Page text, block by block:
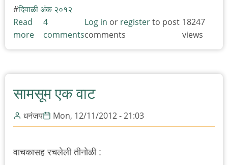
दिवाळी अंक २०१२
Read
more about
"कंटेंट
फॉर्म
-
कुमार
केतकर
4
comments
Log in or registerto post
comments
18247
views
सामसूम एक वाट
धनंजय Mon, 12/11/2012 - 21:03
वाचकासह रचलेली तीनोळी :